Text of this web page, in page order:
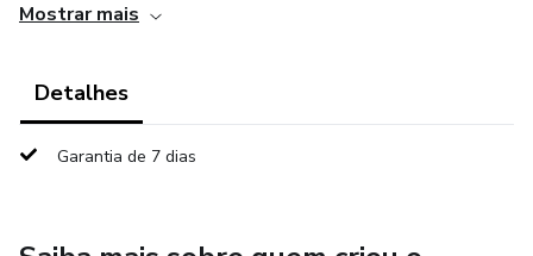
como organizá-los em minutos
Mostrar mais
Detalhes
Garantia de 7 dias